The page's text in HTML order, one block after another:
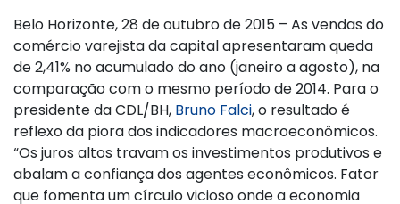
Belo Horizonte, 28 de outubro de 2015 – As vendas do
comércio varejista da capital apresentaram queda
de 2,41% no acumulado do ano (janeiro a agosto), na
comparação com o mesmo período de 2014. Para o
presidente da CDL/BH, Bruno Falci, o resultado é
reflexo da piora dos indicadores macroeconômicos.
“Os juros altos travam os investimentos produtivos e
abalam a confiança dos agentes econômicos. Fator
que fomenta um círculo vicioso onde a economia